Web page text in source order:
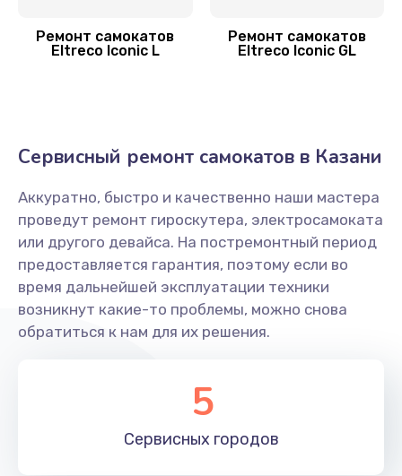
Заказать
Замена подсветки
400 руб.
Заказать
Ремонт самокатов
Eltreco Iconic L
Ремонт самокатов
Eltreco Iconic GL
Сервисный ремонт самокатов в Казани
Аккуратно, быстро и качественно наши мастера
проведут ремонт гироскутера, электросамоката
или другого девайса. На постремонтный период
предоставляется гарантия, поэтому если во
время дальнейшей эксплуатации техники
возникнут какие-то проблемы, можно снова
обратиться к нам для их решения.
5
Сервисных городов